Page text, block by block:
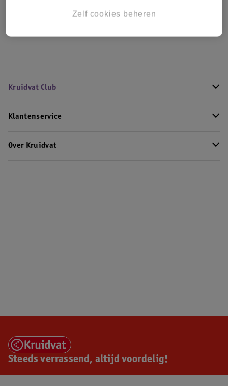
Kruidvat Club
Klantenservice
Over Kruidvat
Steeds verrassend, altijd voordelig!
Zelf cookies beheren